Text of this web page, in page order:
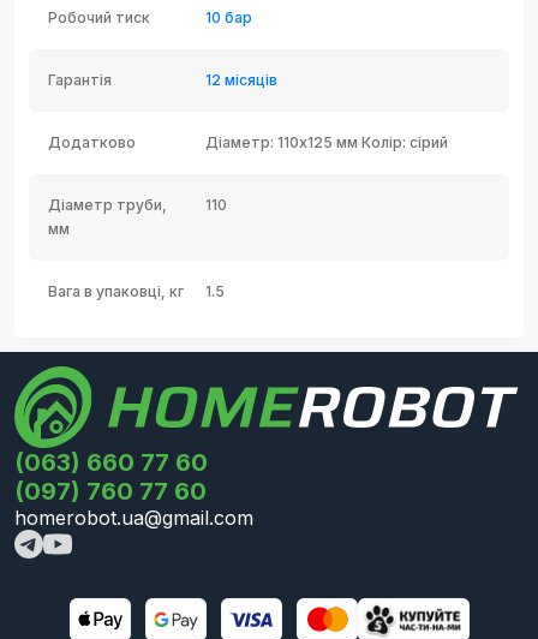
Робочий тиск 10 бар
Гарантія 12 місяців
Додатково Діаметр: 110х125 мм Колір: сірий
Діаметр труби,
мм
110
Вага в упаковці, кг 1.5
(063) 660 77 60
(097) 760 77 60
homerobot.ua@gmail.com